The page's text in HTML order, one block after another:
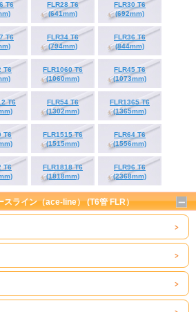
T6
FLR28 T6
(641mm)
FLR30 T6
(692mm)
T6
FLR34 T6
(794mm)
FLR36 T6
(844mm)
T6
FLR1060 T6
(1060mm)
FLR45 T6
(1073mm)
T6
FLR54 T6
(1302mm)
FLR1365 T6
(1365mm)
T6
FLR1515 T6
(1515mm)
FLR64 T6
(1556mm)
T6
FLR1818 T6
(1818mm)
FLR96 T6
(2368mm)
スライン（ace-line） (T6管 FLR）